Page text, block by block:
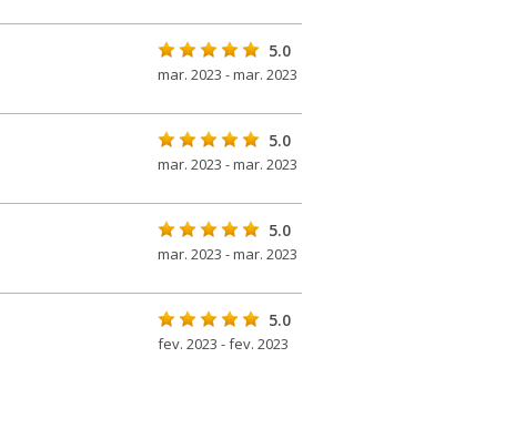
5.0
mar. 2023 - mar. 2023
5.0
mar. 2023 - mar. 2023
5.0
mar. 2023 - mar. 2023
5.0
fev. 2023 - fev. 2023